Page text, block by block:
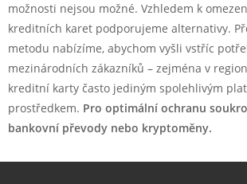
možnosti nejsou možné. Vzhledem k
kreditních karet podporujeme alternativy.
metodu nabízíme, abychom vyšli vstříc
mezinárodních zákazníků – zejména v
kreditní karty často jediným spolehlivým
prostředkem. Pro optimální ochranu
bankovní převody nebo kryptoměny.